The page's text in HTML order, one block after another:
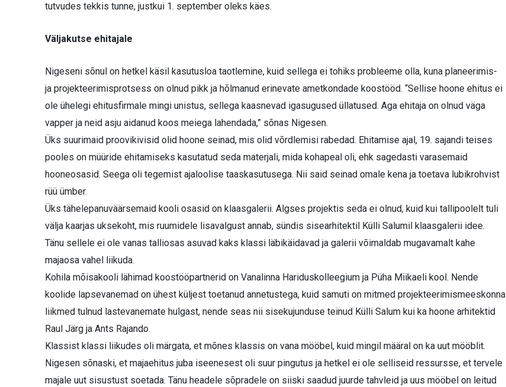
tutvudes tekkis tunne, justkui 1. september oleks käes.
Väljakutse ehitajale
Nigeseni sõnul on hetkel käsil kasutusloa taotlemine, kuid sellega ei tohiks probleeme olla, kuna planeerimis-
ja projekteerimisprotsess on olnud pikk ja hõlmanud erinevate ametkondade koostööd. “Sellise hoone ehitus ei
ole ühelegi ehitusfirmale mingi unistus, sellega kaasnevad igasugused üllatused. Aga ehitaja on olnud väga
vapper ja neid asju aidanud koos meiega lahendada,” sõnas Nigesen.
Üks suurimaid proovikivisid olid hoone seinad, mis olid võrdlemisi rabedad. Ehitamise ajal, 19. sajandi teises
pooles on müüride ehitamiseks kasutatud seda materjali, mida kohapeal oli, ehk sagedasti varasemaid
hooneosasid. Seega oli tegemist ajaloolise taaskasutusega. Nii said seinad omale kena ja toetava lubikrohvist
rüü ümber.
Üks tähelepanuväärsemaid kooli osasid on klaasgalerii. Algses projektis seda ei olnud, kuid kui tallipoolelt tuli
välja kaarjas uksekoht, mis ruumidele lisavalgust annab, sündis sisearhitektil Külli Salumil klaasgalerii idee.
Tänu sellele ei ole vanas talliosas asuvad kaks klassi läbikäidavad ja galerii võimaldab mugavamalt kahe
majaosa vahel liikuda.
Kohila mõisakooli lähimad koostööpartnerid on Vanalinna Hariduskolleegium ja Püha Miikaeli kool. Nende
koolide lapsevanemad on ühest küljest toetanud annetustega, kuid samuti on mitmed projekteerimismeeskonna
liikmed tulnud lastevanemate hulgast, nende seas nii sisekujunduse teinud Külli Salum kui ka hoone arhitektid
Raul Järg ja Ants Rajando.
Klassist klassi liikudes oli märgata, et mõnes klassis on vana mööbel, kuid mingil määral on ka uut mööblit.
Nigesen sõnaski, et majaehitus juba iseenesest oli suur pingutus ja hetkel ei ole selliseid ressursse, et tervele
majale uut sisustust soetada. Tänu headele sõpradele on siiski saadud juurde tahvleid ja uus mööbel on leitud